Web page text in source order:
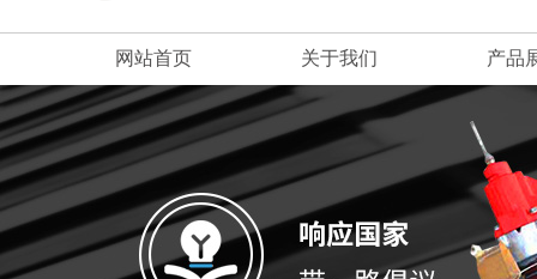
网站首页 关于我们 产品